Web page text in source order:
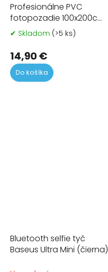
Profesionálne PVC
fotopozadie 100x200cm
- biele
✔ Skladom (>5 ks)
14,90 €
Do košíka
Bluetooth selfie tyč
Baseus Ultra Mini (čierna)